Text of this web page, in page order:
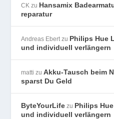
CK zu Hansamix
reparatur
Andreas Ebert zu Philips Hue
und individuell verlängern
matti zuAkku-Tausch beim
sparst Du Geld
ByteYourLife zu Philips
und individuell verlängern